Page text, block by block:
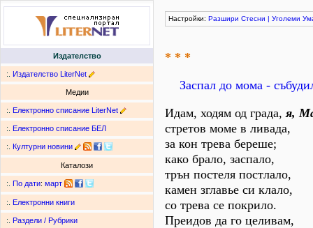
Издателство
:. Издателство LiterNet
Медии
:. Електронно списание LiterNet
:. Електронно списание БЕЛ
:. Културни новини
Каталози
:. По дати: март
:. Електронни книги
:. Раздели / Рубрики
Настройки: Разшири Стесни | Уголеми
* * *
Заспал до мома -
Идам, ходям од града,я,
стретов моме в ливада,
за кон трева береше;
како брало, заспало,
трън постеля постлало,
камен зглавье си клало,
со трева се покрило.
Преидов да го целивам,